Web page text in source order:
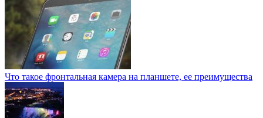
Что такое фронтальная камера на планшете, ее преимущества